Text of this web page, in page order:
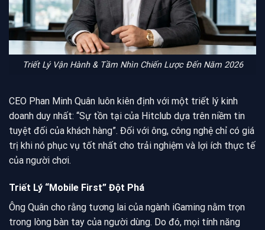
Triết Lý Vận Hành & Tầm Nhìn Chiến Lược Đến Năm 2026
CEO Phan Minh Quân luôn kiên định với một triết lý kinh
doanh duy nhất: “Sự tồn tại của Hitclub dựa trên niềm tin
tuyệt đối của khách hàng”. Đối với ông, công nghệ chỉ có giá
trị khi nó phục vụ tốt nhất cho trải nghiệm và lợi ích thực tế
của người chơi.
Triết Lý “Mobile First” Đột Phá
Ông Quân cho rằng tương lai của ngành iGaming nằm trọn
trong lòng bàn tay của người dùng. Do đó, mọi tính năng